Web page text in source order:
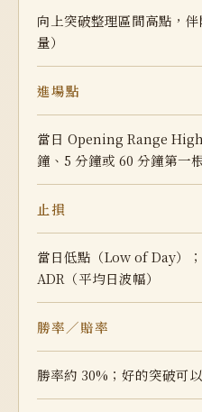
向上突破整理區間高點，
量）
進場點
當日 Opening Range
鐘、5 分鐘或 60 分鐘第一
止損
當日低點（Low of Day）
ADR（平均日波幅）
勝率／賠率
勝率約 30%；好的突破可